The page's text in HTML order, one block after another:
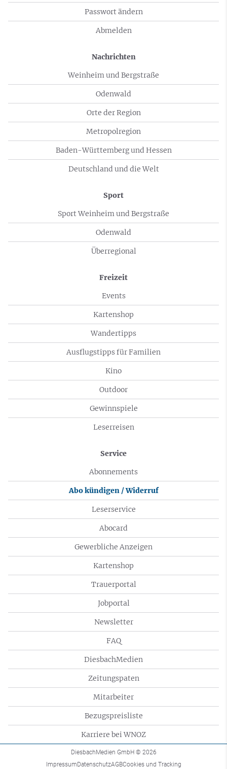
Passwort ändern
Abmelden
Nachrichten
Weinheim und Bergstraße
Odenwald
Orte der Region
Metropolregion
Baden-Württemberg und Hessen
Deutschland und die Welt
Sport
Sport Weinheim und Bergstraße
Odenwald
Überregional
Freizeit
Events
Kartenshop
Wandertipps
Ausflugstipps für Familien
Kino
Outdoor
Gewinnspiele
Leserreisen
Service
Abonnements
Abo kündigen / Widerruf
Leserservice
Abocard
Gewerbliche Anzeigen
Kartenshop
Trauerportal
Jobportal
Newsletter
FAQ
DiesbachMedien
Zeitungspaten
Mitarbeiter
Bezugspreisliste
Karriere bei WNOZ
DiesbachMedien GmbH © 2026
ImpressumDatenschutzAGBCookies und Tracking